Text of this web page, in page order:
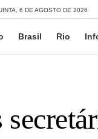
6 DE AGOSTO DE 2026
Brasil Rio